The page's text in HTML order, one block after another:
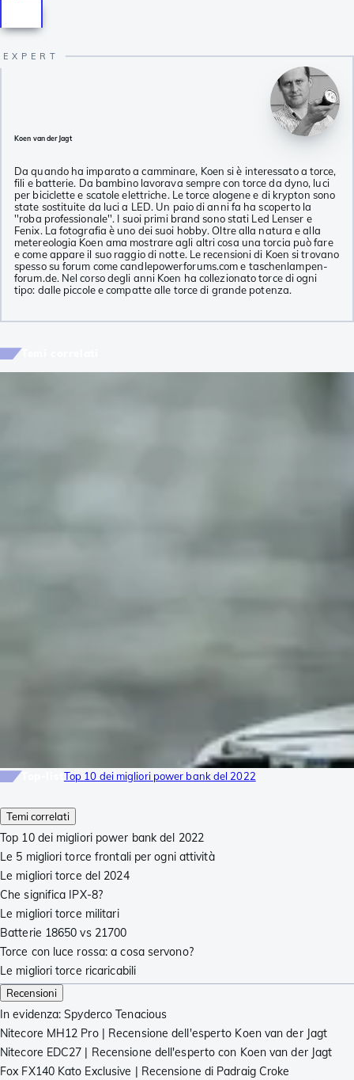
Temi correlati
Top 10 dei migliori power bank del 2022
Le 5 migliori torce frontali per ogni attività
Le migliori torce del 2024
Che significa IPX-8?
Le migliori torce militari
Batterie 18650 vs 21700
Torce con luce rossa: a cosa servono?
Le migliori torce ricaricabili
Recensioni
In evidenza: Spyderco Tenacious
Nitecore MH12 Pro | Recensione dell'esperto Koen van der Jagt
Nitecore EDC27 | Recensione dell'esperto con Koen van der Jagt
Fox FX140 Kato Exclusive | Recensione di Padraig Croke
Koen van der Jagt
Da quando ha imparato a camminare, Koen si è interessato a torce,
fili e batterie. Da bambino lavorava sempre con torce da dyno, luci
per biciclette e scatole elettriche. Le torce alogene e di krypton sono
state sostituite da luci a LED. Un paio di anni fa ha scoperto la
''roba professionale''. I suoi primi brand sono stati Led Lenser e
Fenix. La fotografia è uno dei suoi hobby. Oltre alla natura e alla
metereologia Koen ama mostrare agli altri cosa una torcia può fare
e come appare il suo raggio di notte. Le recensioni di Koen si trovano
spesso su forum come candlepowerforums.com e taschenlampen-
forum.de. Nel corso degli anni Koen ha collezionato torce di ogni
tipo: dalle piccole e compatte alle torce di grande potenza.
Top 10 dei migliori power bank del 2022